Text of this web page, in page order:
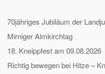
70jähriges Jubiläum der
Mirniger Almkirchtag
18. Kneippfest am 09.08.2026
Richtig bewegen bei Hitze –